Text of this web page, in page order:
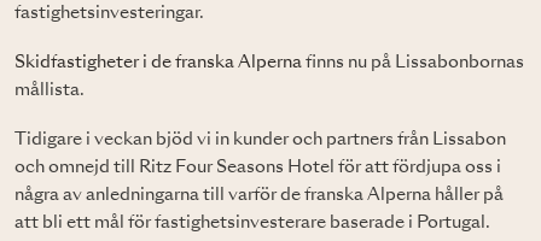
fastighetsinvesteringar.
Skidfastigheter i de franska Alperna finns nu på Lissabonbornas
mållista.
Tidigare i veckan bjöd vi in kunder och partners från Lissabon
och omnejd till Ritz Four Seasons Hotel för att fördjupa oss i
några av anledningarna till varför de franska Alperna håller på
att bli ett mål för fastighetsinvesterare baserade i Portugal.